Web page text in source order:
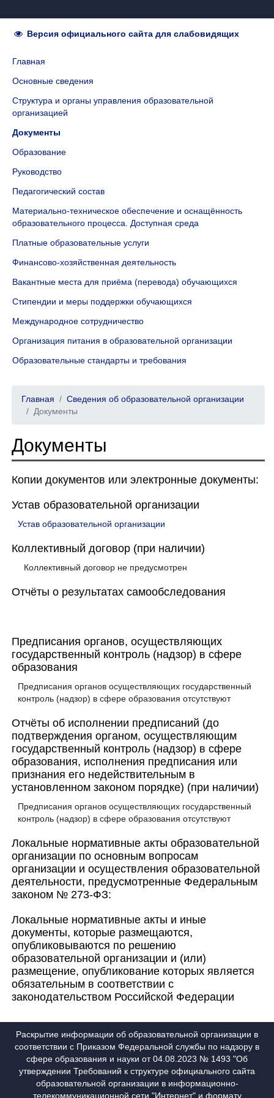
Версия официального сайта для слабовидящих
Главная
Основные сведения
Структура и органы управления образовательной
организацией
Документы
Образование
Руководство
Педагогический состав
Материально-техническое обеспечение и оснащённость
образовательного процесса. Доступная среда
Платные образовательные услуги
Финансово-хозяйственная деятельность
Вакантные места для приёма (перевода) обучающихся
Стипендии и меры поддержки обучающихся
Международное сотрудничество
Организация питания в образовательной организации
Образовательные стандарты и требования
Главная
Сведения об образовательной организации
Документы
Документы
Копии документов или электронные документы:
Устав образовательной организации
Устав образовательной организации
Коллективный договор (при наличии)
Коллективный договор не предусмотрен
Отчёты о результатах самообследования
Предписания органов, осуществляющих
государственный контроль (надзор) в сфере
образования
Предписания органов осуществляющих государственный
контроль (надзор) в сфере образования отсутствуют
Отчёты об исполнении предписаний (до
подтверждения органом, осуществляющим
государственный контроль (надзор) в сфере
образования, исполнения предписания или
признания его недействительным в
установленном законом порядке) (при наличии)
Предписания органов осуществляющих государственный
контроль (надзор) в сфере образования отсутствуют
Локальные нормативные акты образовательной
организации по основным вопросам
организации и осуществления образовательной
деятельности, предусмотренные Федеральным
законом № 273-ФЗ:
Локальные нормативные акты и иные
документы, которые размещаются,
опубликовываются по решению
образовательной организации и (или)
размещение, опубликование которых является
обязательным в соответствии с
законодательством Российской Федерации
Раскрытие информации об образовательной организации в
соответствии с Приказом Федеральной службы по надзору в
сфере образования и науки от 04.08.2023 № 1493 "Об
утверждении Требований к структуре официального сайта
образовательной организации в информационно-
телекоммуникационной сети "Интернет" и формату